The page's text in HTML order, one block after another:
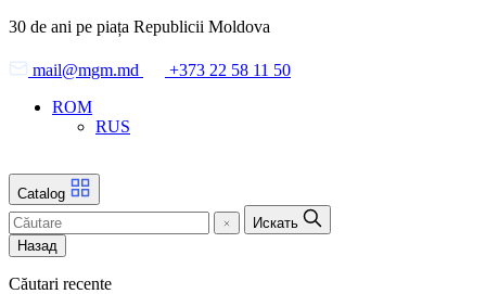
Skip
the
content
30 de ani pe piața Republicii Moldova
mail@mgm.md
+373 22 58 11 50
ROM
RUS
Catalog
Искать
Назад
Căutari recente